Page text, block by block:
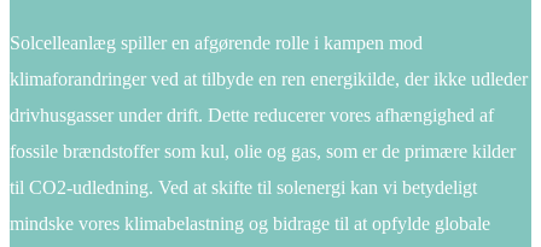
Solcelleanlæg spiller en afgørende rolle i kampen mod
klimaforandringer ved at tilbyde en ren energikilde, der ikke udleder
drivhusgasser under drift. Dette reducerer vores afhængighed af
fossile brændstoffer som kul, olie og gas, som er de primære kilder
til CO2-udledning. Ved at skifte til solenergi kan vi betydeligt
mindske vores klimabelastning og bidrage til at opfylde globale